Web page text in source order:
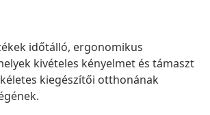
időtálló, ergonomikus
kivételes kényelmet és támaszt
kiegészítői otthonának